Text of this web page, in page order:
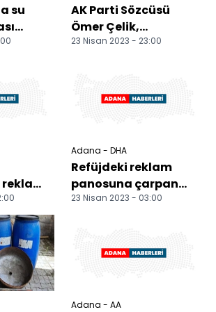
su
AK Parti Sözcüsü
Ömer Çelik,
Adana'da konuştu:
23 Nisan 2023 - 23:00
2
Adana - DHA
Refüjdeki reklam
panosuna çarpan
motosikletteki 2 kişi
23 Nisan 2023 - 03:00
Adana - AA